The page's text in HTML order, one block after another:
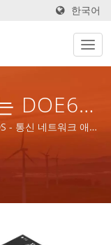
한국어
DOE6을
신 네트
기 부품
- 통신 네트워크 애플
루션을 제공합니다.